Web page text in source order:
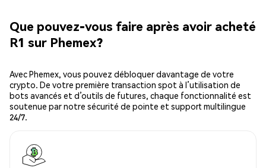
Que pouvez-vous faire après avoir acheté
R1 sur Phemex?
Avec Phemex, vous pouvez débloquer davantage de votre
crypto. De votre première transaction spot à l’utilisation de
bots avancés et d’outils de futures, chaque fonctionnalité est
soutenue par notre sécurité de pointe et support multilingue
24/7.